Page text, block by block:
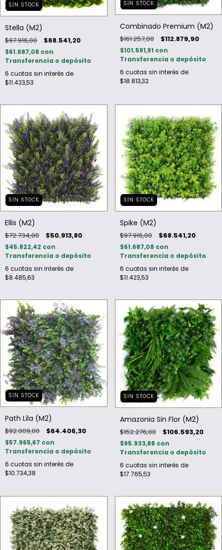
SIN STOCK
Stella (M2)
$97.916,00 $68.541,20
$61.687,08 con
Transferencia o depósito
6 cuotas sin interés de
$11.423,53
SIN STOCK
Combinado Premium (M2)
$161.257,00 $112.879,90
$101.591,91 con
Transferencia o depósito
6 cuotas sin interés de
$18.813,32
SIN STOCK
Ellis (M2)
$72.734,00 $50.913,80
$45.822,42 con
Transferencia o depósito
6 cuotas sin interés de
$8.485,63
SIN STOCK
Spike (M2)
$97.916,00 $68.541,20
$61.687,08 con
Transferencia o depósito
6 cuotas sin interés de
$11.423,53
SIN STOCK
Path Lila (M2)
$92.009,00 $64.406,30
$57.965,67 con
Transferencia o depósito
6 cuotas sin interés de
$10.734,38
SIN STOCK
Amazonia Sin Flor (M2)
$152.276,00 $106.593,20
$95.933,88 con
Transferencia o depósito
6 cuotas sin interés de
$17.765,53